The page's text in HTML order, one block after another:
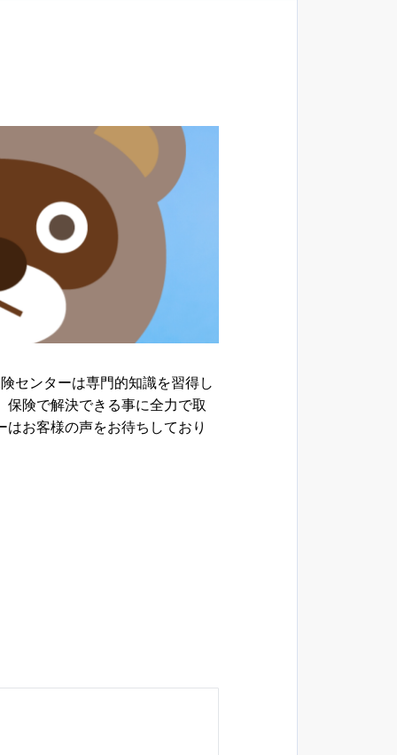
センターは専門的知識を習得し
険で解決できる事に全力で取
お客様の声をお待ちしており